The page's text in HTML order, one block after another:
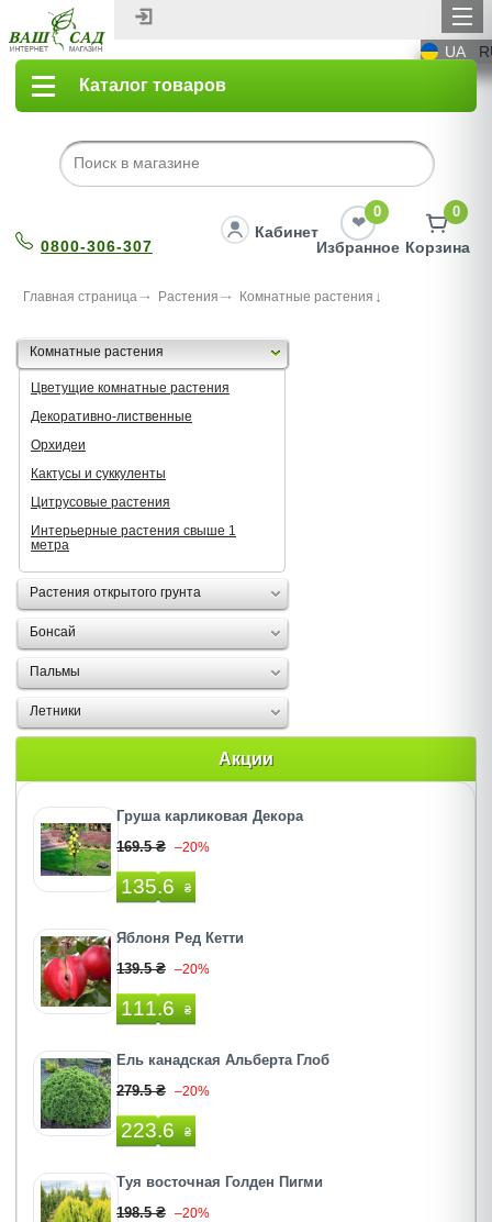
UA
Каталог товаров
0800-306-307
Кабинет
0
Избранное
0
Корзина
Главная страница Растения Комнатные растения
Комнатные растения
Цветущие комнатные растения
Декоративно-лиственные
Орхидеи
Кактусы и суккуленты
Цитрусовые растения
Интерьерные растения свыше 1
метра
Растения открытого грунта
Бонсай
Пальмы
Летники
Акции
Груша карликовая Декора
169.5 ₴ –20%
135.6 ₴
Яблоня Ред Кетти
139.5 ₴ –20%
111.6 ₴
Ель канадская Альберта Глоб
279.5 ₴ –20%
223.6 ₴
Туя восточная Голден Пигми
198.5 ₴ –20%